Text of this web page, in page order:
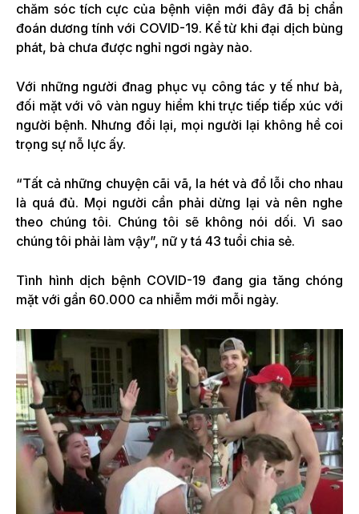
chăm sóc tích cực của bệnh viện mới đây đã bị chẩn
đoán dương tính với COVID-19. Kể từ khi đại dịch bùng
phát, bà chưa được nghỉ ngơi ngày nào.
Với những người đnag phục vụ công tác y tế như bà,
đối mặt với vô vàn nguy hiểm khi trực tiếp tiếp xúc với
người bệnh. Nhưng đổi lại, mọi người lại không hề coi
trọng sự nỗ lực ấy.
“Tất cả những chuyện cãi vã, la hét và đổ lỗi cho nhau
là quá đủ. Mọi người cần phải dừng lại và nên nghe
theo chúng tôi. Chúng tôi sẽ không nói dối. Vì sao
chúng tôi phải làm vậy”, nữ y tá 43 tuổi chia sẻ.
Tình hình dịch bệnh COVID-19 đang gia tăng chóng
mặt với gần 60.000 ca nhiễm mới mỗi ngày.